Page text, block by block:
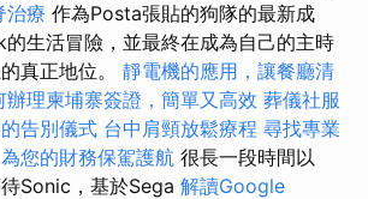
治療 作為Posta張貼的狗隊的最新成
的生活冒險，並最終在成為自己的主時
真正地位。 靜電機的應用，讓餐廳清
辦理柬埔寨簽證，簡單又高效 葬儀社服
告別儀式 台中肩頸放鬆療程 尋找專業
您的財務保駕護航 很長一段時間以
Sonic，基於Sega 解讀Google